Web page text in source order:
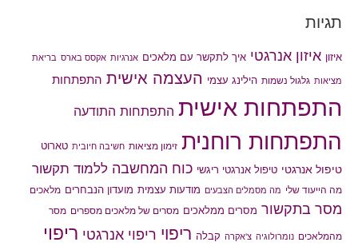
תגיות
איזון איזון אנרגטי איך לתקשר עם מלאכים אנרגיות אקסס בארס בריאת
מציאות גלגול נשמות הילינג עצמי העצמה אישית התפתחות
התפתחות אישית התפתחות התודעה
התפתחות רוחנית זימון מציאות חשיבה חיובית טארוט
טיפול אנרגטי טיפול אנרגטי ריגשי כוח המחשבה ללמוד תקשור
מה הייעוד שלי מה מסמלים הצבעים מודעות עצמית מועדון הנבחרים מלאכים
מסר בתקשור מסרים ממלאכים מסרים של מלאכים מספרים מסר
מהמלאכים נומרולוגיה צ'אקרה קבלה ריפוי ריפוי אנרגטי ריפוי